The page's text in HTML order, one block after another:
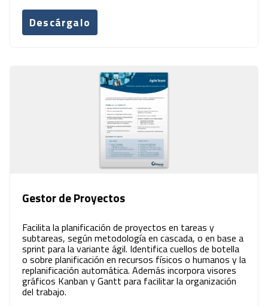
Descárgalo
Gestor de Proyectos
Facilita la planificación de proyectos en tareas y
subtareas, según metodología en cascada, o en base a
sprint para la variante ágil. Identifica cuellos de botella
o sobre planificación en recursos físicos o humanos y la
replanificación automática. Además incorpora visores
gráficos Kanban y Gantt para facilitar la organización
del trabajo.